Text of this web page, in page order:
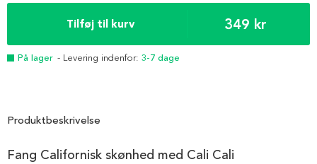
Tilføj til kurv 349 kr
På lager - Levering indenfor: 3-7 dage
Produktbeskrivelse
Fang Californisk skønhed med Cali Cali